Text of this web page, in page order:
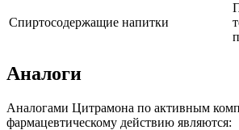
Спиртосодержащие напитки
Аналоги
Аналогами Цитрамона по активным
фармацевтическому действию являются: